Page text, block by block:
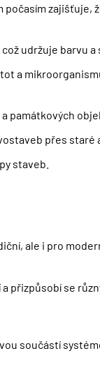
zajišťuje,
udržuje barvu
a
přes staré
staveb.
ale i pro
přizpůsobí se
součástí